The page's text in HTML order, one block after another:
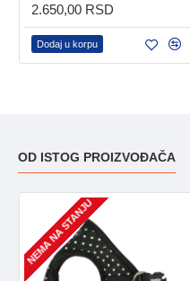
2.650,00 RSD
Dodaj u korpu
OD ISTOG PROIZVOĐAČA
NEMA NA STANJU